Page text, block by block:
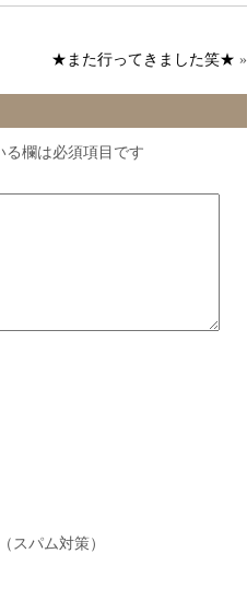
★また行ってきました笑★ »
る欄は必須項目です
スパム対策）